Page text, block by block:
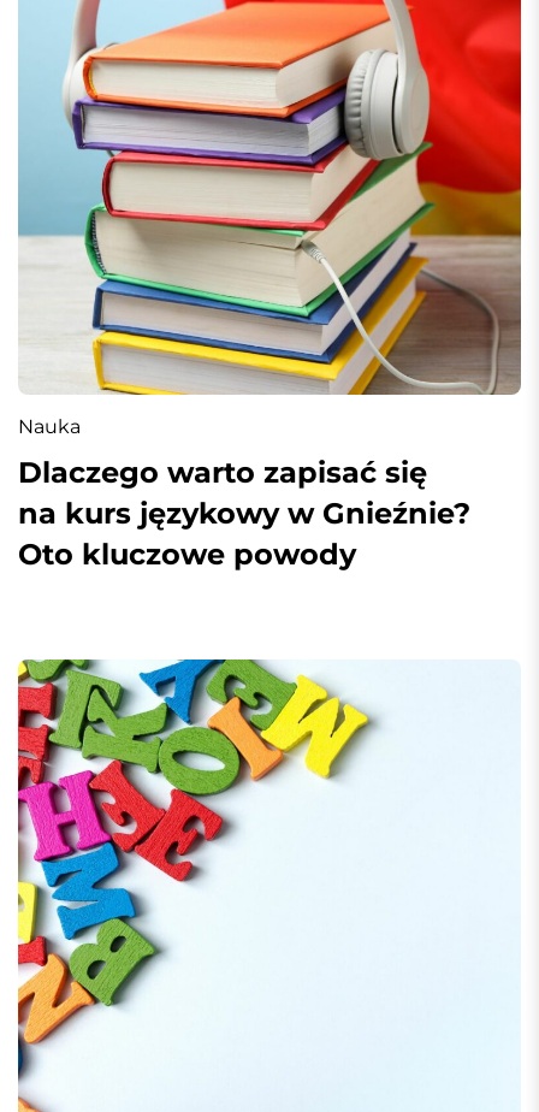
Nauka
Dlaczego warto zapisać się
na kurs językowy w Gnieźnie?
Oto kluczowe powody